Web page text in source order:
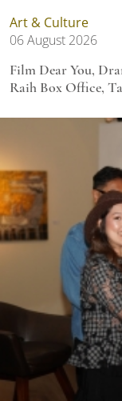
Art & Culture
06 August 2026
Film Dear You,
Raih Box Office,